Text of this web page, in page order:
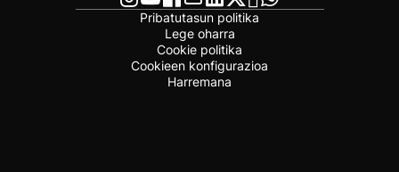
Pribatutasun politika
Lege oharra
Cookie politika
Cookieen konfigurazioa
Harremana